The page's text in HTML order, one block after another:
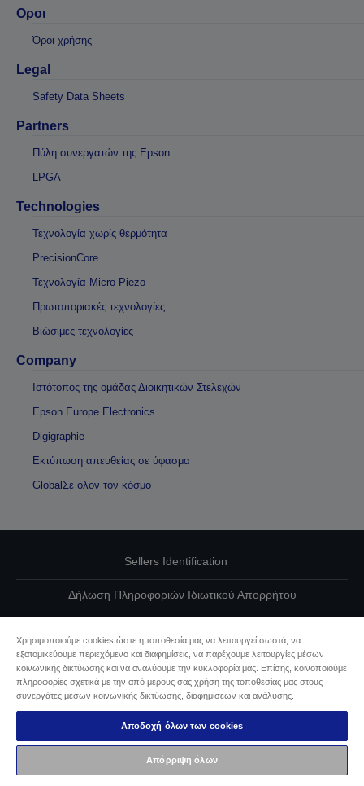
Οροι
Όροι χρήσης
Legal
Safety Data Sheets
Partners
Πύλη συνεργατών της Epson
LPGA
Technologies
Τεχνολογία χωρίς θερμότητα
PrecisionCore
Τεχνολογία Micro Piezo
Πρωτοποριακές τεχνολογίες
Βιώσιμες τεχνολογίες
Company
Ιστότοπος της ομάδας Διοικητικών Στελεχών
Epson Europe Electronics
Digigraphie
Εκτύπωση απευθείας σε ύφασμα
GlobalΣε όλον τον κόσμο
Sellers Identification
Δήλωση Πληροφοριών Ιδιωτικού Απορρήτου
Επικοινωνήστε μαζί μας για τα δεδομένα σας
Πληροφορίες σχετικά με τα cookie
Δέσμευση της Epson για προσβασιμότητα
Πνευματικά δικαιώματα © 2026 Seiko Epson
Χρησιμοποιούμε cookies ώστε η τοποθεσία μας να λειτουργεί σωστά, να
εξατομικεύουμε περιεχόμενο και διαφημίσεις, να παρέχουμε λειτουργίες μέσων
κοινωνικής δικτύωσης και να αναλύουμε την κυκλοφορία μας. Επίσης, κοινοποιούμε
πληροφορίες σχετικά με την από μέρους σας χρήση της τοποθεσίας μας στους
συνεργάτες μέσων κοινωνικής δικτύωσης, διαφημίσεων και ανάλυσης.
Αποδοχή όλων των cookies
Απόρριψη όλων